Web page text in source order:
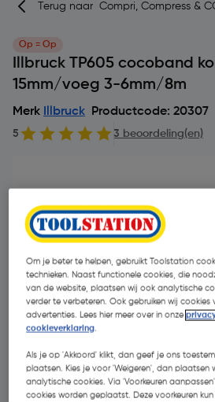
Terug naar Compri, Compress &
Op = Op
Illbruck TP605 cocoband
15mm/voeg 3-6mm/8m
Merk Illbruck Productcode: 20307
5 3 beoordeling(en)
Om je beter te helpen, gebruikt Toolstation
technieken. Naast functionele cookies, die
van de website, plaatsen wij ook analytische
verder te verbeteren. Ook gebruiken wij cookies
advertenties. Lees hier meer over in onze
cookieverklaring.
Als je op 'Akkoord' klikt, dan geef je ons
plaatsen. Kies je voor 'Weigeren', dan plaatsen
analytische cookies. Via 'Voorkeuren
cookies worden geplaatst. Deze voorkeuren